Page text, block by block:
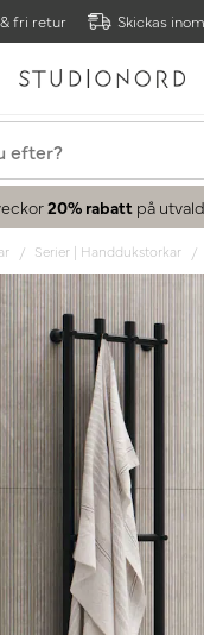
fri retur Skickas
20% rabatt på
Serier | Handdukstorkar